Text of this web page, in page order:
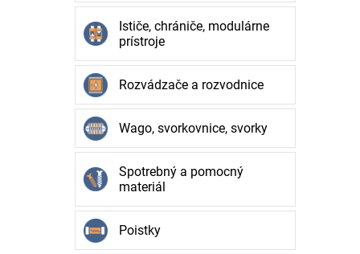
Ističe, chrániče, modulárne
prístroje
Rozvádzače a rozvodnice
Wago, svorkovnice, svorky
Spotrebný a pomocný
materiál
Poistky